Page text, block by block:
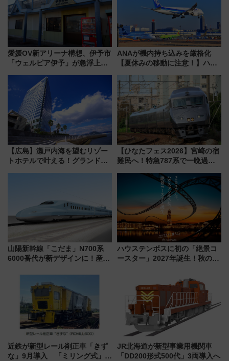
愛媛OV新アリーナ構想、伊予市
「ウェルピア伊予」が急浮上！
で探る鉄道アクセスの未来
ANAが機内持ち込みを厳格化
【夏休みの移動に注意！】ハン
「身の回り品」新サイズ制限
(40×30×20cm)おさらい
【広島】瀬戸内海を望むリゾー
トホテルで叶える！グランドプ
【ひなたフェス2026】宮崎の宿
難民へ！特急787系で一晩過ご
ローおひさま」が救世主に？
山陽新幹線「こだま」N700系
6000番代が新デザインに！産学
ハウステンボスに初の「絶景コ
ースター」2027年誕生！秋の
近鉄が新型レール削正車「きず
な」9月導入 「ミリング式」採
JR北海道が新型事業用機関車
「DD200形式500代」3両導入へ